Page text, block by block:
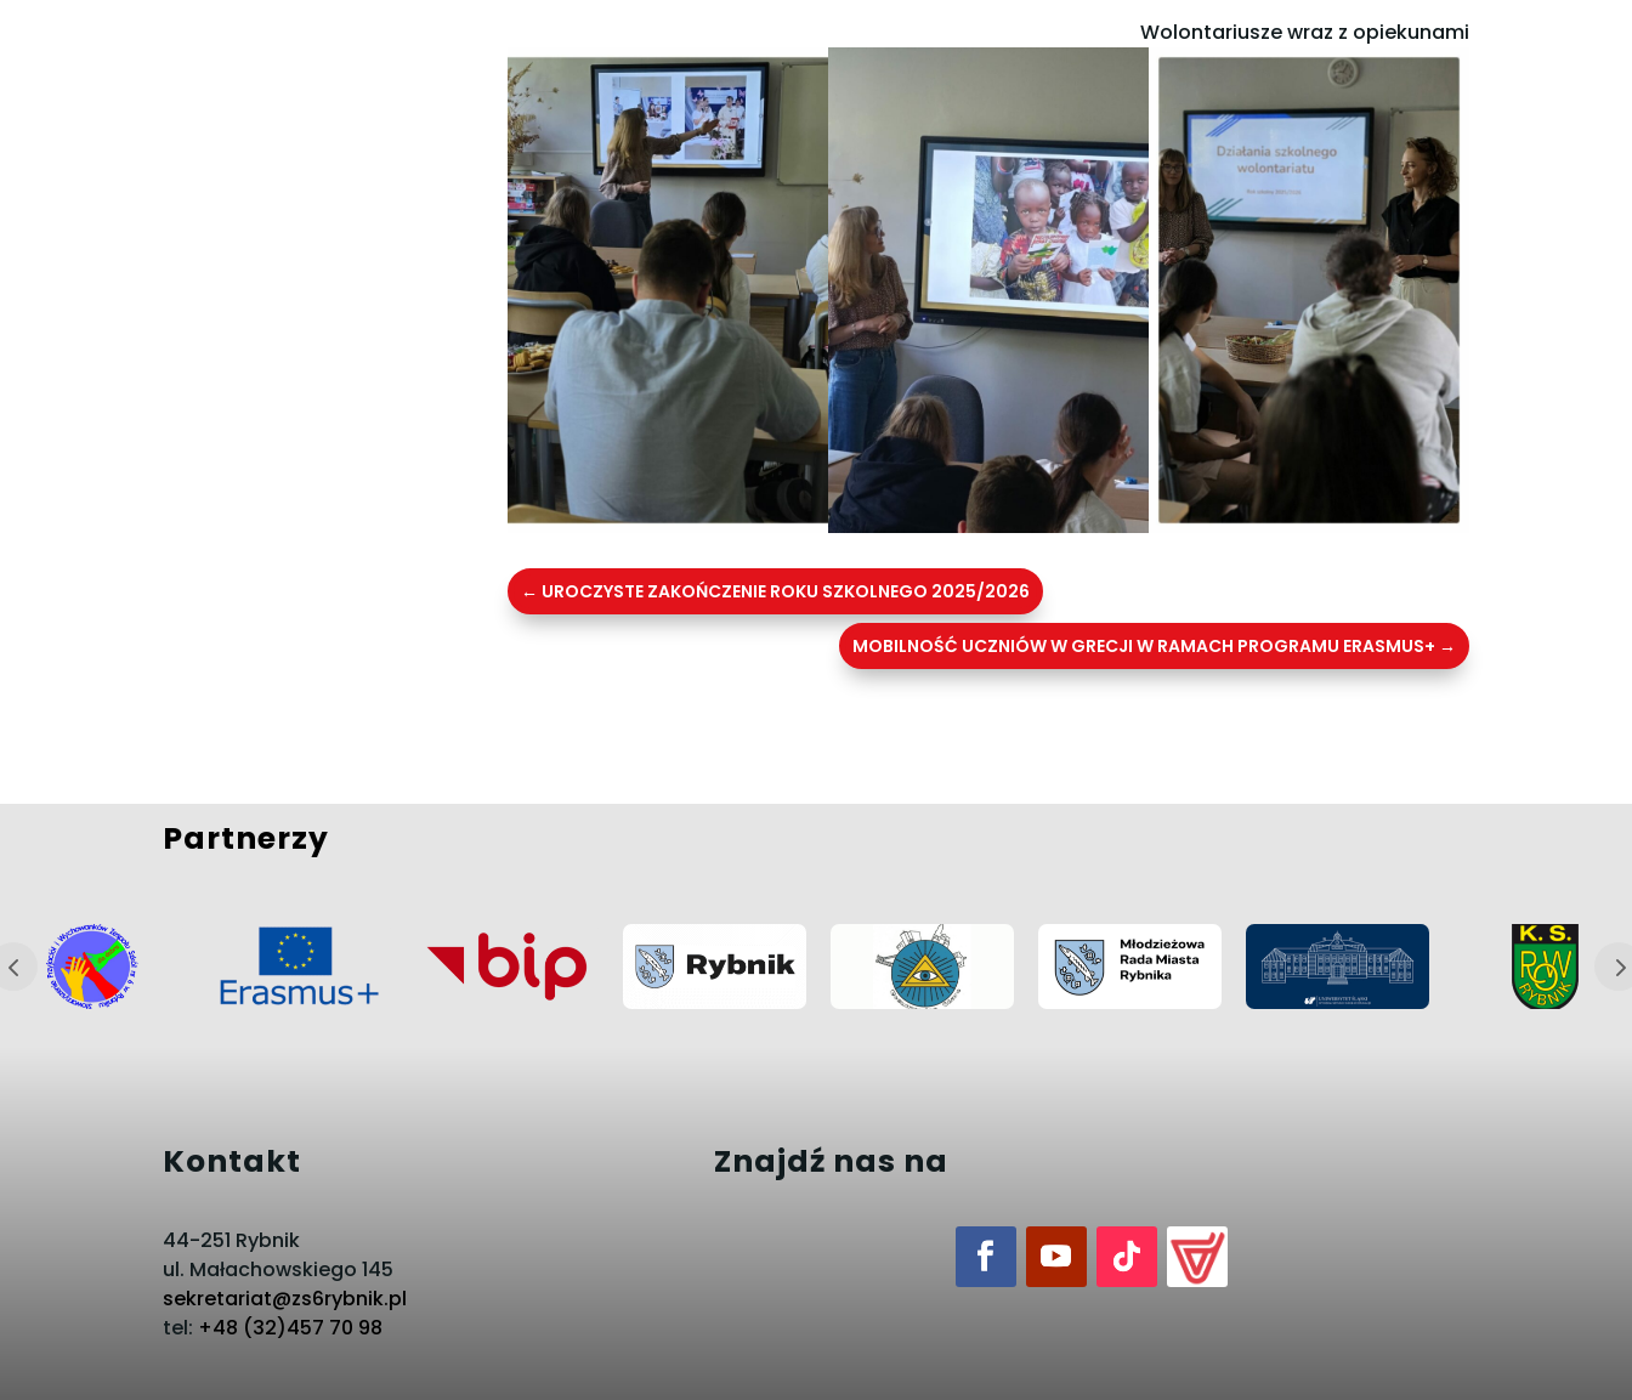
Wolontariusze wraz z opiekunami
← UROCZYSTE ZAKOŃCZENIE ROKU SZKOLNEGO 2025/2026
MOBILNOŚĆ UCZNIÓW W GRECJI W RAMACH PROGRAMU ERASMUS+ →
Partnerzy
Kontakt
44-251 Rybnik
ul. Małachowskiego 145
sekretariat@zs6rybnik.pl
tel: +48 (32)457 70 98
Znajdź nas na